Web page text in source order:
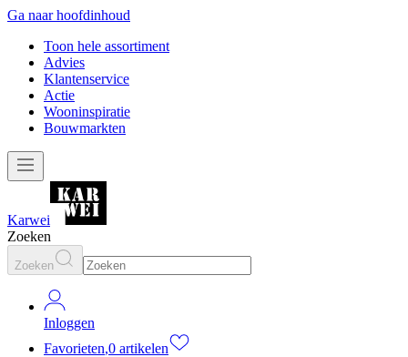
Ga naar hoofdinhoud
Toon hele assortiment
Advies
Klantenservice
Actie
Wooninspiratie
Bouwmarkten
Karwei
Zoeken
Zoeken
Inloggen
Favorieten,0 artikelen